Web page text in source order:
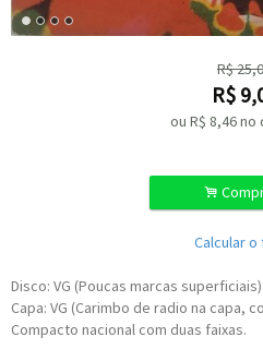
R$
R$
ou R$ 8,46no
.
Calcular
Disco: VG (Poucas marcas superficiais)
Capa: VG (Carimbo de radio na capa,
Compacto nacional com duas faixas.